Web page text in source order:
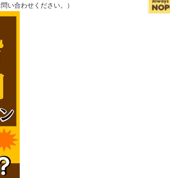
い合わせください。）